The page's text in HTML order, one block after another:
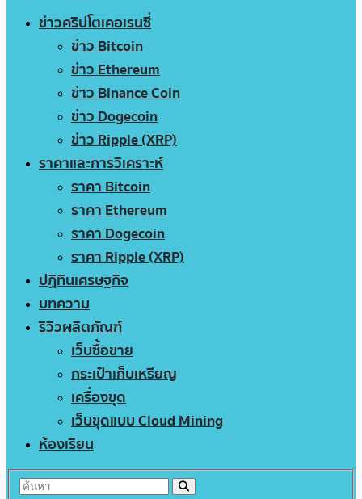
ข่าวคริปโตเคอเรนซี่
ข่าว Bitcoin
ข่าว Ethereum
ข่าว Binance Coin
ข่าว Dogecoin
ข่าว Ripple (XRP)
ราคาและการวิเคราะห์
ราคา Bitcoin
ราคา Ethereum
ราคา Dogecoin
ราคา Ripple (XRP)
ปฏิทินเศรษฐกิจ
บทความ
รีวิวผลิตภัณฑ์
เว็บซื้อขาย
กระเป๋าเก็บเหรียญ
เครื่องขุด
เว็บขุดแบบ Cloud Mining
ห้องเรียน